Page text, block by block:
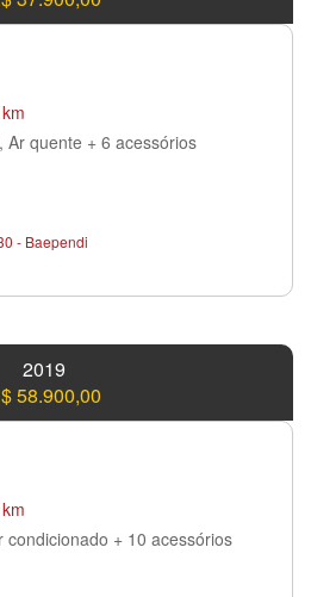
Ar quente + 6 acessórios
- Baependi
2019
58.900,00
+ 10 acessórios